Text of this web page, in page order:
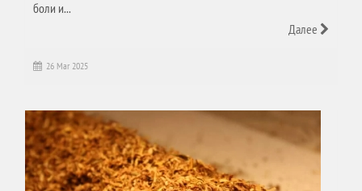
боли и...
Далее
26 Mar 2025